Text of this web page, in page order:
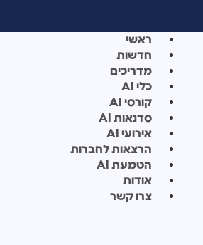
ראשי
חדשות
מדריכים
כלי AI
קורסי AI
סדנאות AI
אירועי AI
הרצאות לחברות
הטמעת AI
אודות
צרו קשר